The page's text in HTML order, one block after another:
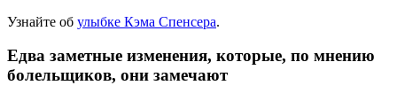
Узнайте об улыбке Кэма Спенсера.
Едва заметные изменения, которые, по мнению
болельщиков, они замечают